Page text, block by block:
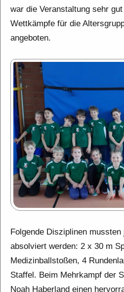
war die Veranstaltung sehr
Wettkämpfe für die
angeboten.
Folgende Disziplinen
absolviert werden: 2 x 30 m
Medizinballstoßen, 4
Staffel. Beim Mehrkampf der
Noah Haberland einen